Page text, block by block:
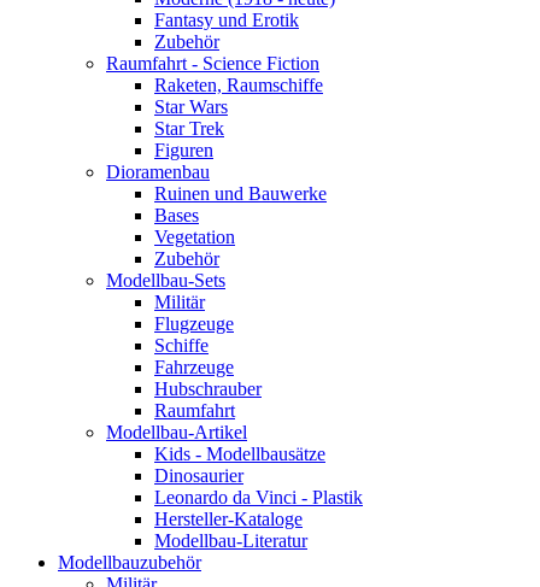
Fantasy und Erotik
Zubehör
Raumfahrt - Science Fiction
Raketen, Raumschiffe
Star Wars
Star Trek
Figuren
Dioramenbau
Ruinen und Bauwerke
Bases
Vegetation
Zubehör
Modellbau-Sets
Militär
Flugzeuge
Schiffe
Fahrzeuge
Hubschrauber
Raumfahrt
Modellbau-Artikel
Kids - Modellbausätze
Dinosaurier
Leonardo da Vinci - Plastik
Hersteller-Kataloge
Modellbau-Literatur
Modellbauzubehör